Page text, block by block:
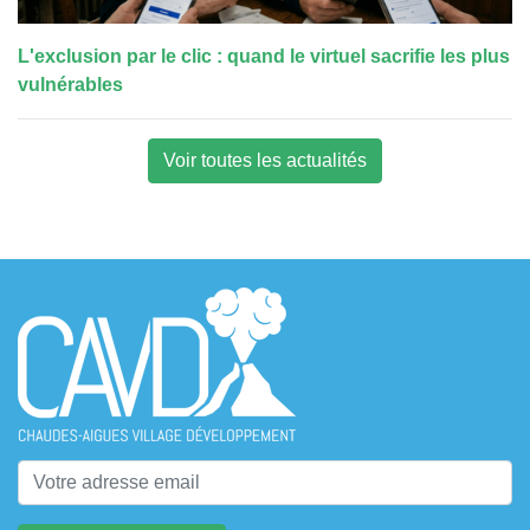
L'exclusion par le clic : quand le virtuel sacrifie les plus
vulnérables
Voir toutes les actualités